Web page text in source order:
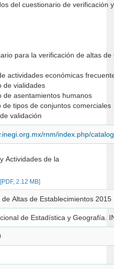
del cuestionario de verificación
para la verificación de altas de
actividades económicas
de vialidades
de asentamientos humanos
de tipos de conjuntos comerciales
validación
rnm/index.php/
2.12 MB]
de Altas de Establecimientos 2015
de Estadística y Geografía.